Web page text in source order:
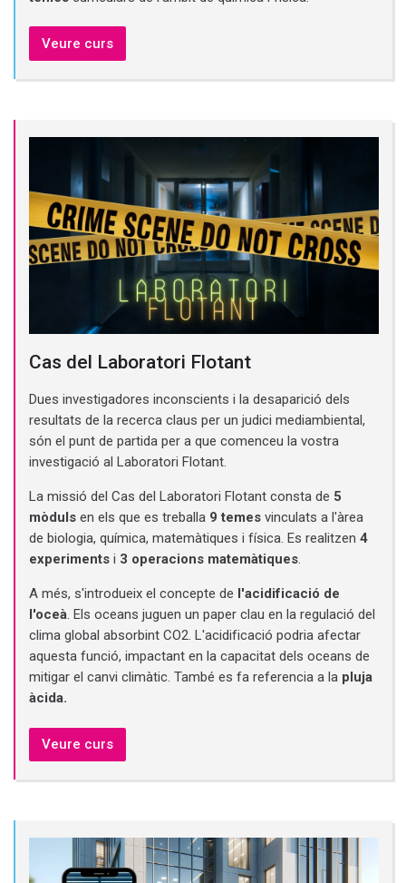
Veure curs
Cas del Laboratori Flotant
Dues investigadores inconscients i la desaparició dels
resultats de la recerca claus per un judici mediambiental,
són el punt de partida per a que comenceu la vostra
investigació al Laboratori Flotant.
La missió del Cas del Laboratori Flotant consta de 5
mòduls en els que es treballa 9 temes vinculats a l'àrea
de biologia, química, matemàtiques i física. Es realitzen 4
experiments i 3 operacions matemàtiques.
A més, s'introdueix el concepte de l'acidificació de
l'oceà. Els oceans juguen un paper clau en la regulació del
clima global absorbint CO2. L'acidificació podria afectar
aquesta funció, impactant en la capacitat dels oceans de
mitigar el canvi climàtic. També es fa referencia a la pluja
àcida.
Veure curs